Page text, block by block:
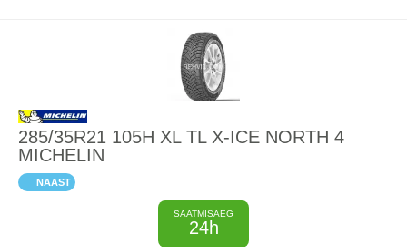
285/35R21 105H XL TL X-ICE NORTH 4
MICHELIN
NAAST
SAATMISAEG
24h